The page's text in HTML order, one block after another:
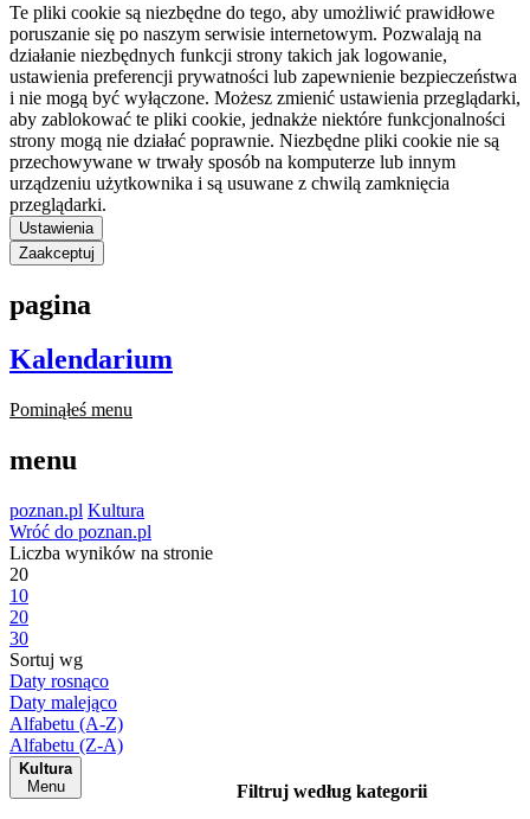
Te pliki cookie są niezbędne do tego, aby umożliwić prawidłowe
poruszanie się po naszym serwisie internetowym. Pozwalają na
działanie niezbędnych funkcji strony takich jak logowanie,
ustawienia preferencji prywatności lub zapewnienie bezpieczeństwa
i nie mogą być wyłączone. Możesz zmienić ustawienia przeglądarki,
aby zablokować te pliki cookie, jednakże niektóre funkcjonalności
strony mogą nie działać poprawnie. Niezbędne pliki cookie nie są
przechowywane w trwały sposób na komputerze lub innym
urządzeniu użytkownika i są usuwane z chwilą zamknięcia
przeglądarki.
Ustawienia
Zaakceptuj
pagina
Kalendarium
Pominąłeś menu
menu
poznan.pl Kultura
Wróć do poznan.pl
Liczba wyników na stronie
20
10
20
30
Sortuj wg
Daty rosnąco
Daty malejąco
Alfabetu (A-Z)
Alfabetu (Z-A)
Kultura
Menu
Filtruj według kategorii